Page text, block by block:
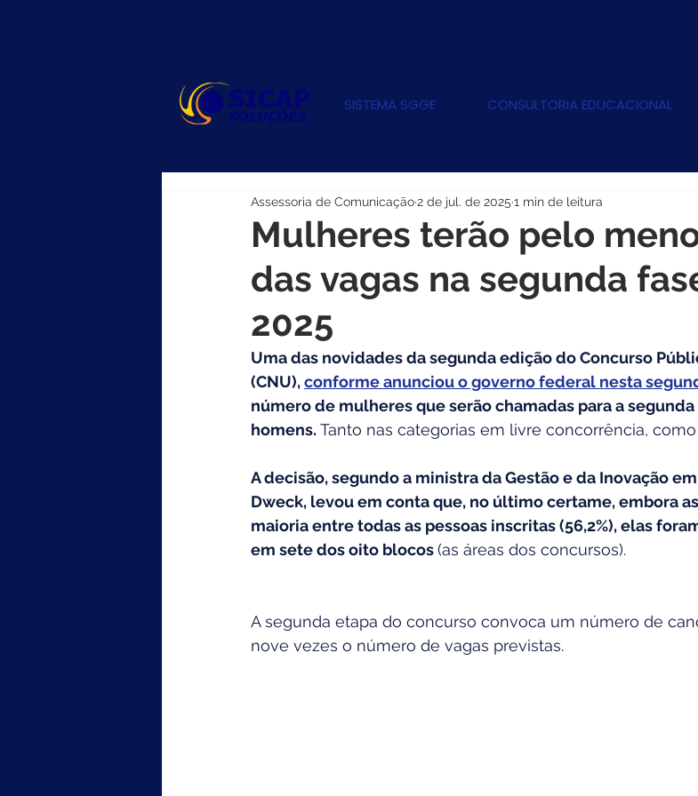
SISTEMA SGGE CONSULTORIA EDUCACIONAL
Mulheres terão pelo
das vagas na segunda
2025
Assessoria de Comunicação2 de jul. de 2025 1 min de leitura
Uma das novidades da segunda edição do Concurso
(CNU), conforme anunciou o governo federal nesta
número de mulheres que serão chamadas para a
homens. Tanto nas categorias em livre concorrência,
A decisão, segundo a ministra da Gestão e da Inovação
Dweck, levou em conta que, no último certame, embora
maioria entre todas as pessoas inscritas (56,2%), elas
em sete dos oito blocos (as áreas dos concursos).
A segunda etapa do concurso convoca um número de
nove vezes o número de vagas previstas.